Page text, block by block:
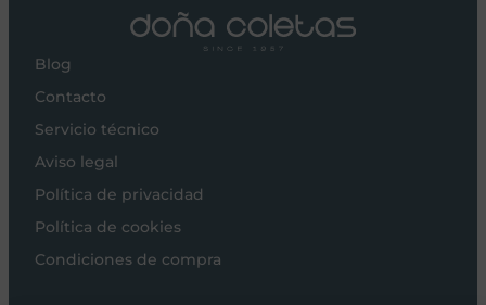
Blog
Contacto
Servicio técnico
Aviso legal
Política de privacidad
Política de cookies
Condiciones de compra